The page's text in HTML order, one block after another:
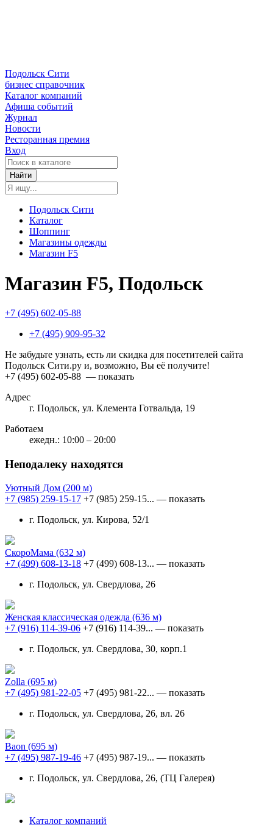
Подольск Сити
бизнес справочник
Каталог компаний
Афиша событий
Журнал
Новости
Ресторанная премия
Вход
Найти
Подольск Сити
Каталог
Шоппинг
Магазины одежды
Магазин F5
Магазин F5, Подольск
+7 (495) 602-05-88
+7 (495) 909-95-32
Не забудьте узнать, есть ли скидка для посетителей сайта
Подольск Сити.ру и, возможно, Вы её получите!
+7 (495) 602-05-88 — показать
Адрес
г. Подольск, ул. Клемента Готвальда, 19
Работаем
ежедн.: 10:00 – 20:00
Неподалеку находятся
Уютный Дом (200 м)
+7 (985) 259-15-17 +7 (985) 259-15... — показать
г. Подольск, ул. Кирова, 52/1
СкороМама (632 м)
+7 (499) 608-13-18 +7 (499) 608-13... — показать
г. Подольск, ул. Свердлова, 26
Женская классическая одежда (636 м)
+7 (916) 114-39-06 +7 (916) 114-39... — показать
г. Подольск, ул. Свердлова, 30, корп.1
Zolla (695 м)
+7 (495) 981-22-05 +7 (495) 981-22... — показать
г. Подольск, ул. Свердлова, 26, вл. 26
Baon (695 м)
+7 (495) 987-19-46 +7 (495) 987-19... — показать
г. Подольск, ул. Свердлова, 26, (ТЦ Галерея)
Каталог компаний